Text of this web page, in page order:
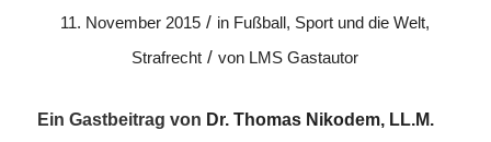
11. November 2015 / in Fußball , Sport und die Welt,
Strafrecht / von LMS Gastautor
Ein Gastbeitrag von Dr. Thomas Nikodem, LL.M.